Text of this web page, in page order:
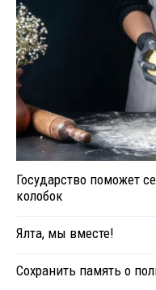
Государство поможет
колобок
Ялта, мы вместе!
Сохранить память о